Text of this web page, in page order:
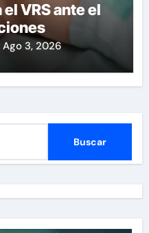
VRS ante el
Ago 3, 2026